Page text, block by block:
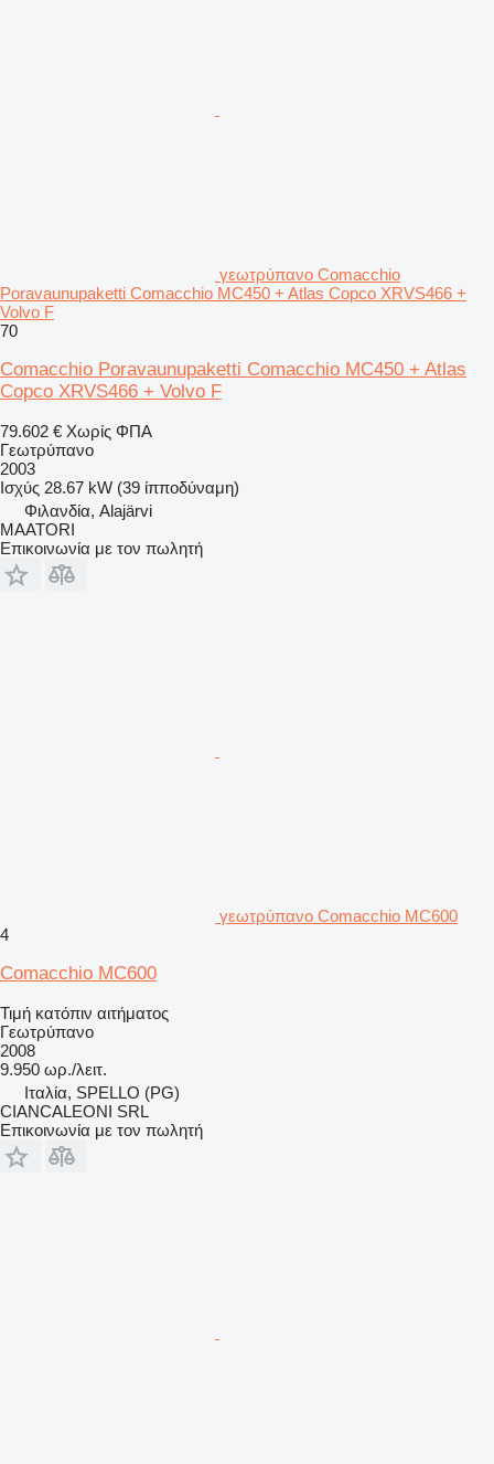
γεωτρύπανο Comacchio
Poravaunupaketti Comacchio MC450 + Atlas Copco XRVS466 +
Volvo F
70
Comacchio Poravaunupaketti Comacchio MC450 + Atlas
Copco XRVS466 + Volvo F
79.602 € Χωρίς ΦΠΑ
Γεωτρύπανο
2003
Ισχύς 28.67 kW (39 ίπποδύναμη)
Φιλανδία, Alajärvi
MAATORI
Επικοινωνία με τον πωλητή
γεωτρύπανο Comacchio MC600
4
Comacchio MC600
Τιμή κατόπιν αιτήματος
Γεωτρύπανο
2008
9.950 ωρ./λειτ.
Ιταλία, SPELLO (PG)
CIANCALEONI SRL
Επικοινωνία με τον πωλητή